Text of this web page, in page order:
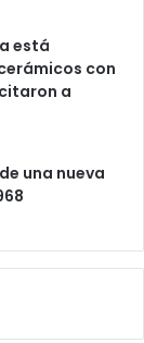
está
con
a
una nueva